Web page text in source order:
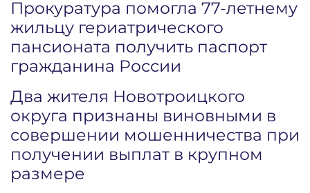
Прокуратура помогла 77-летнему
жильцу гериатрического
пансионата получить паспорт
гражданина России
Два жителя Новотроицкого
округа признаны виновными в
совершении мошенничества при
получении выплат в крупном
размере